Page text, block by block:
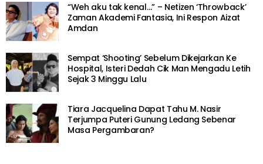
“Weh aku tak kenal…” – Netizen ‘Throwback’
Zaman Akademi Fantasia, Ini Respon Aizat
Amdan
Sempat ‘Shooting’ Sebelum Dikejarkan Ke
Hospital, Isteri Dedah Cik Man Mengadu Letih
Sejak 3 Minggu Lalu
Tiara Jacquelina Dapat Tahu M. Nasir
Terjumpa Puteri Gunung Ledang Sebenar
Masa Pergambaran?